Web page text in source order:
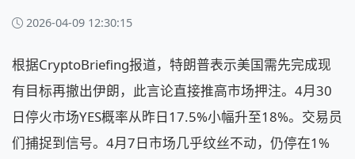
2026-04-09 12:30:15
根据CryptoBriefing报道，特朗普表示美国需先完成现
有目标再撤出伊朗，此言论直接推高市场押注。4月30
日停火市场YES概率从昨日17.5%小幅升至18%。交易员
们捕捉到信号。4月7日市场几乎纹丝不动，仍停在1%